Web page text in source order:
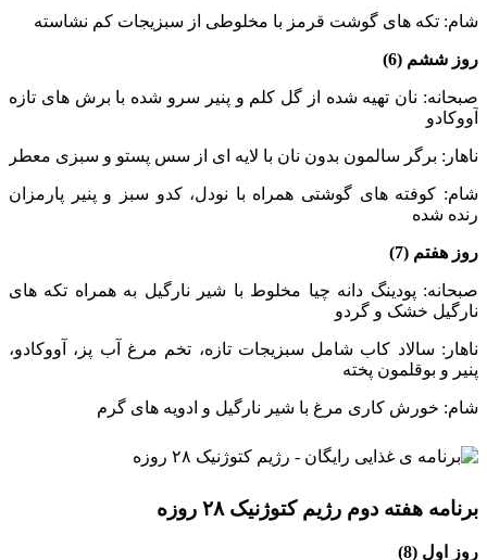
شام: تکه های گوشت قرمز با مخلوطی از سبزیجات کم نشاسته
روز ششم (6)
صبحانه: نان تهیه شده از گل کلم و پنیر سرو شده با برش های تازه
آووکادو
ناهار: برگر سالمون بدون نان با لایه ای از سس پستو و سبزی معطر
شام: کوفته های گوشتی همراه با نودل، کدو سبز و پنیر پارمزان
رنده شده
روز هفتم (7)
صبحانه: پودینگ دانه چیا مخلوط با شیر نارگیل به همراه تکه های
نارگیل خشک و گردو
ناهار: سالاد کاب شامل سبزیجات تازه، تخم مرغ آب پز، آووکادو،
پنیر و بوقلمون پخته
شام: خورش کاری مرغ با شیر نارگیل و ادویه های گرم
برنامه هفته دوم رژیم کتوژنیک ۲۸ روزه
روز اول (8)